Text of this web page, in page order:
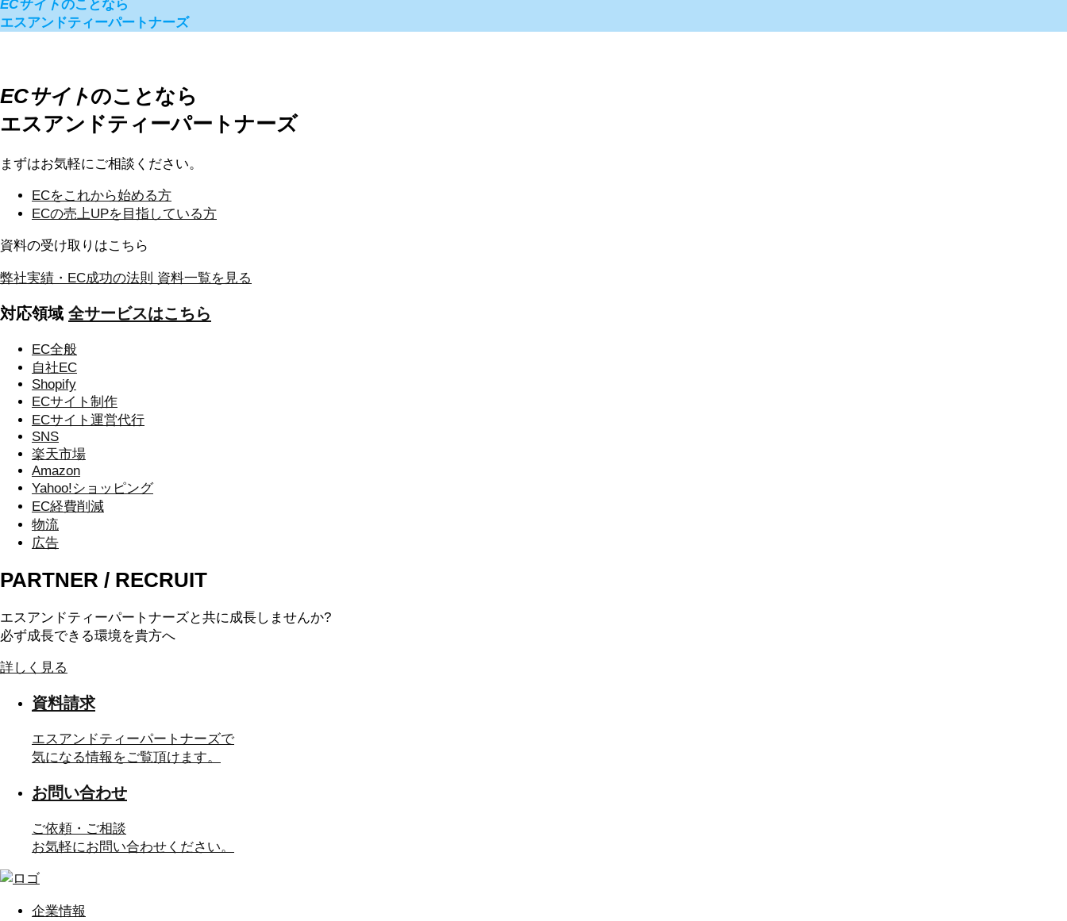
ECサイトのことなら
エスアンドティーパートナーズ
ECサイトのことなら
エスアンドティーパートナーズ
まずはお気軽にご相談ください。
ECをこれから始める方
ECの売上UPを目指している方
資料の受け取りはこちら
弊社実績・EC成功の法則 資料一覧を見る
対応領域 全サービスはこちら
EC全般
自社EC
Shopify
ECサイト制作
ECサイト運営代行
SNS
楽天市場
Amazon
Yahoo!ショッピング
EC経費削減
物流
広告
PARTNER / RECRUIT
エスアンドティーパートナーズと共に成長しませんか?
必ず成長できる環境を貴方へ
詳しく見る
資料請求
エスアンドティーパートナーズで
気になる情報をご覧頂けます。
お問い合わせ
ご依頼・ご相談
お気軽にお問い合わせください。
企業情報